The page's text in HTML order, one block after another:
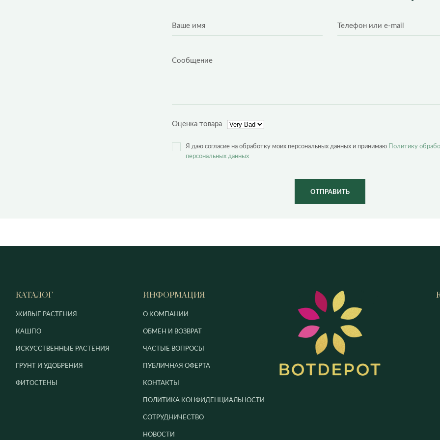
Оценка товара
Я даю согласие на обработку моих персональных данных и принимаю
Политику
персональных данных
ОТПРАВИТЬ
КАТАЛОГ
ЖИВЫЕ РАСТЕНИЯ
КАШПО
ИСКУССТВЕННЫЕ РАСТЕНИЯ
ГРУНТ И УДОБРЕНИЯ
ФИТОСТЕНЫ
ИНФОРМАЦИЯ
О КОМПАНИИ
ОБМЕН И ВОЗВРАТ
ЧАСТЫЕ ВОПРОСЫ
ПУБЛИЧНАЯ ОФЕРТА
КОНТАКТЫ
ПОЛИТИКА КОНФИДЕНЦИАЛЬНОСТИ
СОТРУДНИЧЕСТВО
НОВОСТИ